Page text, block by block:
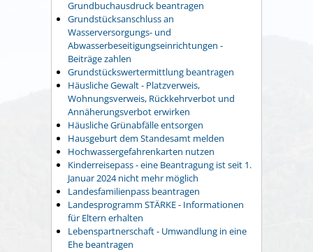
Grundbuchausdruck beantragen
Grundstücksanschluss an
Wasserversorgungs- und
Abwasserbeseitigungseinrichtungen -
Beiträge zahlen
Grundstückswertermittlung beantragen
Häusliche Gewalt - Platzverweis,
Wohnungsverweis, Rückkehrverbot und
Annäherungsverbot erwirken
Häusliche Grünabfälle entsorgen
Hausgeburt dem Standesamt melden
Hochwassergefahrenkarten nutzen
Kinderreisepass - eine Beantragung ist seit 1.
Januar 2024 nicht mehr möglich
Landesfamilienpass beantragen
Landesprogramm STÄRKE - Informationen
für Eltern erhalten
Lebenspartnerschaft - Umwandlung in eine
Ehe beantragen